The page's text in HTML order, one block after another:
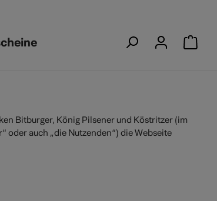
Bitburger, König Pilsener und Köstritzer (im
oder auch „die Nutzenden“) die Webseite